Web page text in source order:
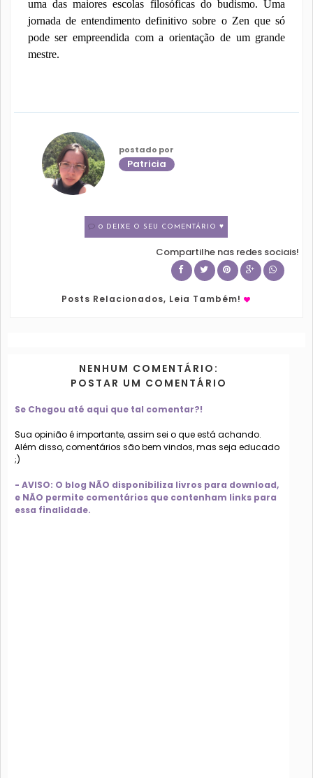
uma das maiores escolas filosóficas do budismo. Uma
jornada de entendimento definitivo sobre o Zen que só
pode ser empreendida com a orientação de um grande
mestre.
postado por
Patricia
0 DEIXE O SEU COMENTÁRIO ♥
Compartilhe nas redes sociais!
Posts Relacionados, Leia Também!
NENHUM COMENTÁRIO:
POSTAR UM COMENTÁRIO
Se Chegou até aqui que tal comentar?!
Sua opinião é importante, assim sei o que está achando.
Além disso, comentários são bem vindos, mas seja educado
;)
- AVISO: O blog NÃO disponibiliza livros para download,
e NÃO permite comentários que contenham links para
essa finalidade.